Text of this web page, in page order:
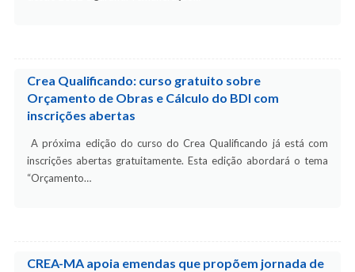
Crea Qualificando: curso gratuito sobre
Orçamento de Obras e Cálculo do BDI com
inscrições abertas
A próxima edição do curso do Crea Qualificando já está com
inscrições abertas gratuitamente. Esta edição abordará o tema
“Orçamento…
CREA-MA apoia emendas que propõem jornada de